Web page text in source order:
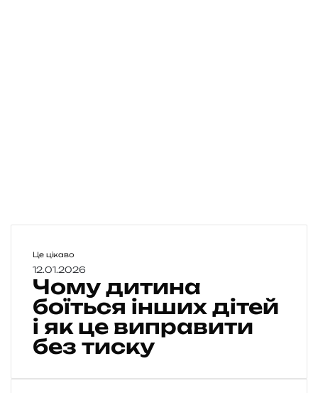
Ч
о
м
у
д
т
Це цікаво
12.01.2026
Чому дитина
боїться інших дітей
і як це виправити
без тиску